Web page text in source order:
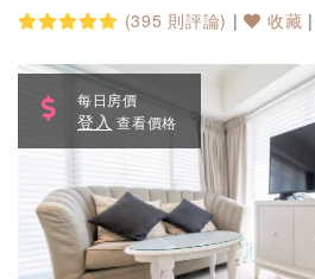
(395 則評論) | 收藏
每日房價
登入 查看價格